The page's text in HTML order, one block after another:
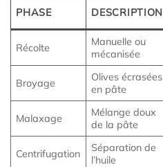
PHASE DESCRIPTION
Récolte
Manuelle ou
mécanisée
Broyage
Olives écrasées
en pâte
Malaxage
Mélange doux
de la pâte
Centrifugation
Séparation de
l’huile